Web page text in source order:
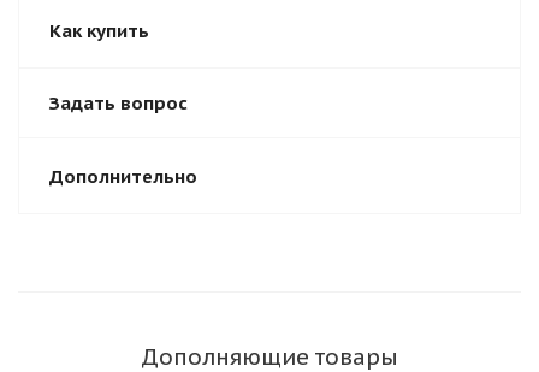
Как купить
Задать вопрос
Дополнительно
Дополняющие товары